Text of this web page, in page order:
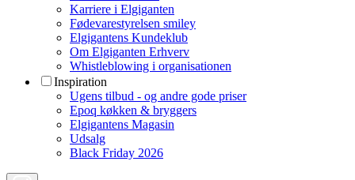
Karriere i Elgiganten
Fødevarestyrelsen smiley
Elgigantens Kundeklub
Om Elgiganten Erhverv
Whistleblowing i organisationen
Inspiration
Ugens tilbud - og andre gode priser
Epoq køkken & bryggers
Elgigantens Magasin
Udsalg
Black Friday 2026